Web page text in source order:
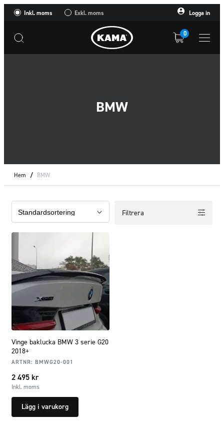
Inkl. moms Exkl. moms Logga in
0
BMW
Hem / BMW
Filtrera
Vinge baklucka BMW 3 serie G20
2018+
ARTNR: BMWG20-001
2 495 kr
Inkl. moms
Lägg i varukorg